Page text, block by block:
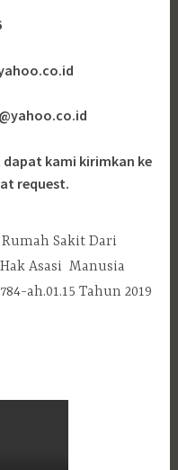
dapat kami kirimkan ke
request.
Sakit Dari
Asasi Manusia
ah.01.15 Tahun 2019